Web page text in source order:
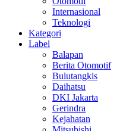
Internasional
Teknologi
Kategori
Label
Balapan
Berita Otomotif
Bulutangkis
Daihatsu
DKI Jakarta
Gerindra
Kejahatan